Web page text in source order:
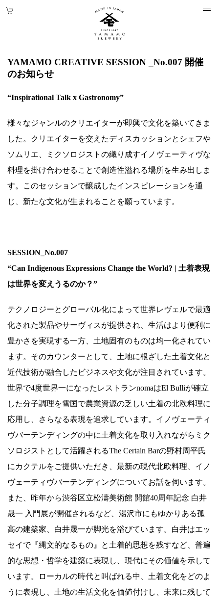
YAMAMO CREATIVE SESSION _No.007 開催
のお知らせ
“Inspirational Talk x Gastronomy”
様々なジャンルのクリエイターが即興で文化を築いてきま
した。クリエイターを交えたディスカッションとシェフや
ソムリエ、ミクソロジストの織り成すイノヴェーティヴな
料理を掛け合わせることで創造性溢れる場所を生み出しま
す。このセッションで醸成したインスピレーションを通
じ、新たな文化が生まれることを願っています。
SESSION_No.007
“Can Indigenous Expressions Change the World? | 土着表現
は世界を変えうるのか？”
テクノロジーとグローバル化によって世界レヴェルで最適
化された製品やサーヴィスが提供され、生活はより便利に
豊かさを実現する一方、土地固有のものは均一化されてい
ます。そのカウンターとして、土地に根ざした土着文化と
近代技術が融合したビジネスや文化が注目されています。
世界で4度世界一になったレストランnomaはEl Bulliが確立
した分子調理を雪国で農業資源の乏しい土着の北欧料理に
応用し、さらなる表現を追求しています。イノヴェーティ
ヴバーテンディングの中に土着文化を取り入れながらミク
ソロジストとして活躍されるThe Certain Barの野村周平氏
にカクテルをご提供いただき、最新の現代北欧料理、イノ
ヴェーティヴバーテンディングについてお話を伺います。
また、昨年から渋谷区立松濤美術館 開館40周年記念 白井
晟一 入門展が開催されるなど、湯沢市にもゆかりある孤
高の建築家、白井晟一が脚光を浴びています。白井はエッ
セイで『縄文的なるもの』と土着的思想を残すなど、普遍
的な思想・哲学を建築に表現し、現代にその価値を示して
います。ローカルの時代と叫ばれる中、土着文化をどのよ
うに表現し、土地の生活文化を価値付けし、未来に残して